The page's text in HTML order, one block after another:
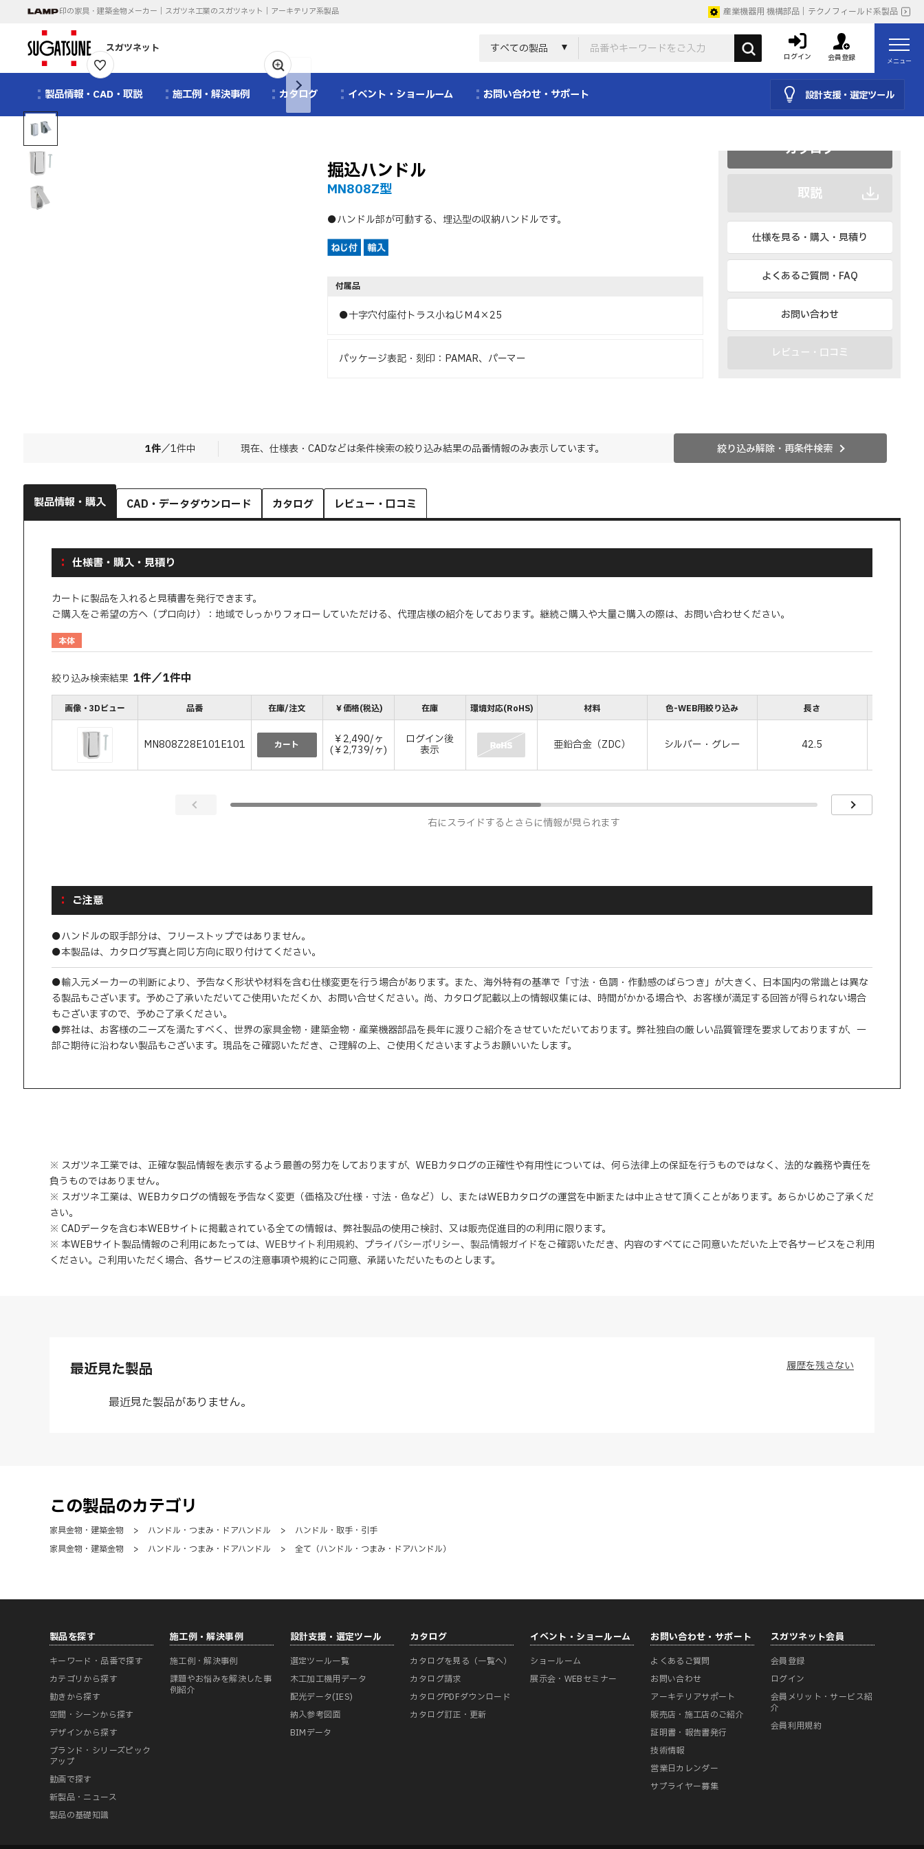
印の家具・建築金物メーカー｜スガツネ工業のスガツネット｜アーキテリア系製品 産業機器用 機構部品｜テクノフィールド系製品
スガツネット すべての製品
ログイン 会員登録 メニュー
製品情報・CAD・取説 施工例・解決事例 カタログ イベント・ショールーム お問い合わせ・サポート 設計支援・選定ツール
1/3
掘込ハンドル
MN808Z型
●ハンドル部が可動する、埋込型の収納ハンドルです。
付属品
●十字穴付座付トラス小ねじＭ4×25
パッケージ表記・刻印：PAMAR、パーマー
CAD
カタログ
取説
仕様を見る・購入・見積り
よくあるご質問・FAQ
お問い合わせ
レビュー・口コミ
1件／1件中 現在、仕様表・CADなどは条件検索の絞り込み結果の品番情報のみ表示しています。 絞り込み解除・再条件検索
製品情報・購入 CAD・データダウンロード カタログ レビュー・口コミ
仕様書・購入・見積り
カートに製品を入れると見積書を発行できます。
ご購入をご希望の方へ（プロ向け）：地域でしっかりフォローしていただける、代理店様の紹介をしております。継続ご購入や大量ご購入の際は、お問い合わせください。
本体
絞り込み検索結果 1件／1件中
画像・3Dビュー 品番 在庫/注文 ￥価格(税込) 在庫 環境対応(RoHS) 材料 色-WEB用絞り込み 長さ
MN808Z28E101E101 カート ￥2,490/ヶ
(￥2,739/ヶ)
ログイン後
表示 亜鉛合金（ZDC） シルバー・グレー 42.5
右にスライドするとさらに情報が見られます
ご注意
●ハンドルの取手部分は、フリーストップではありません。
●本製品は、カタログ写真と同じ方向に取り付けてください。
●輸入元メーカーの判断により、予告なく形状や材料を含む仕様変更を行う場合があります。また、海外特有の基準で「寸法・色調・作動感のばらつき」が大きく、日本国内の常識とは異な
る製品もございます。予めご了承いただいてご使用いただくか、お問い合せください。尚、カタログ記載以上の情報収集には、時間がかかる場合や、お客様が満足する回答が得られない場合
もございますので、予めご了承ください。
●弊社は、お客様のニーズを満たすべく、世界の家具金物・建築金物・産業機器部品を長年に渡りご紹介をさせていただいております。弊社独自の厳しい品質管理を要求しておりますが、一
部ご期待に沿わない製品もございます。現品をご確認いただき、ご理解の上、ご使用くださいますようお願いいたします。
※ スガツネ工業では、正確な製品情報を表示するよう最善の努力をしておりますが、WEBカタログの正確性や有用性については、何ら法律上の保証を行うものではなく、法的な義務や責任を
負うものではありません。
※ スガツネ工業は、WEBカタログの情報を予告なく変更（価格及び仕様・寸法・色など）し、またはWEBカタログの運営を中断または中止させて頂くことがあります。あらかじめご了承くだ
さい。
※ CADデータを含む本WEBサイトに掲載されている全ての情報は、弊社製品の使用ご検討、又は販売促進目的の利用に限ります。
※ 本WEBサイト製品情報のご利用にあたっては、 WEBサイト利用規約、 プライバシーポリシー、 製品情報ガイドをご確認いただき、内容のすべてにご同意いただいた上で各サービスをご利用
ください。ご利用いただく場合、各サービスの注意事項や規約にご同意、 承諾いただいたものとします。
最近見た製品
最近見た製品がありません。
履歴を残さない
この製品のカテゴリ
家具金物・建築金物 > ハンドル・つまみ・ドアハンドル >
ハンドル・取手・引手
家具金物・建築金物
> ハンドル・つまみ・ドアハンドル > 全て（ハンドル・つまみ・ドアハンドル）
製品を探す
キーワード・品番で探す
カテゴリから探す
動きから探す
空間・シーンから探す
デザインから探す
ブランド・シリーズピック
アップ
動画で探す
新製品・ニュース
製品の基礎知識
施工例・解決事例
施工例・解決事例
課題やお悩みを解決した事
例紹介
設計支援・選定ツール
選定ツール一覧
木工加工機用データ
配光データ(IES)
納入参考図面
BIMデータ
カタログ
カタログを見る（一覧へ）
カタログ請求
カタログPDFダウンロード
カタログ訂正・更新
イベント・ショールーム
ショールーム
展示会・WEBセミナー
お問い合わせ・サポート
よくあるご質問
お問い合わせ
アーキテリアサポート
販売店・施工店のご紹介
証明書・報告書発行
技術情報
営業日カレンダー
サプライヤー募集
スガツネット会員
会員登録
ログイン
会員メリット・サービス紹
介
会員利用規約